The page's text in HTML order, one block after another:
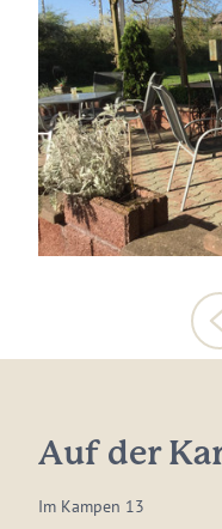
Auf der
Im Kampen 13